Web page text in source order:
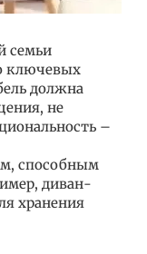
семьи
ключевых
должна
не
–
способным
диван-
хранения